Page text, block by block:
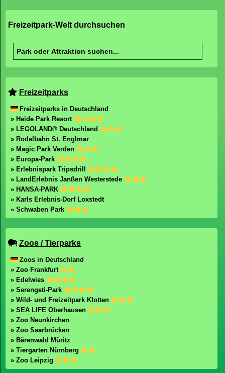
Freizeitpark-Welt durchsuchen
Freizeitparks
Freizeitparks in Deutschland
» Heide Park Resort
» LEGOLAND® Deutschland
» Rodelbahn St. Englmar
» Magic Park Verden
» Europa-Park
» Erlebnispark Tripsdrill
» LandErlebnis Janßen Westerstede
» HANSA-PARK
» Karls Erlebnis-Dorf Loxstedt
» Schwaben Park
Zoos / Tierparks
Zoos in Deutschland
» Zoo Frankfurt
» Edelwies
» Serengeti-Park
» Wild- und Freizeitpark Klotten
» SEA LIFE Oberhausen
» Zoo Neunkirchen
» Zoo Saarbrücken
» Bärenwald Müritz
» Tiergarten Nürnberg
» Zoo Leipzig